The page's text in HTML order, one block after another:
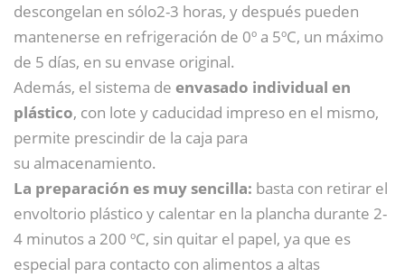
descongelan en sólo2-3 horas, y después pueden
mantenerse en refrigeración de 0º a 5ºC, un máximo
de 5 días, en su envase original.
Además, el sistema de envasado individual en
plástico, con lote y caducidad impreso en el mismo,
permite prescindir de la caja para
su almacenamiento.
La preparación es muy sencilla: basta con retirar el
envoltorio plástico y calentar en la plancha durante 2-
4 minutos a 200 ºC, sin quitar el papel, ya que es
especial para contacto con alimentos a altas